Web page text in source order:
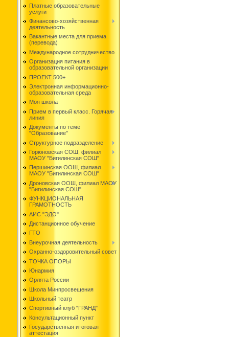
Платные образовательные
услуги
Финансово-хозяйственная
деятельность
Вакантные места для приема
(перевода)
Международное сотрудничество
Организация питания в
образовательной организации
ПРОЕКТ 500+
Электронная информационно-
образовательная среда
Моя школа
Прием в первый класс. Горячая
линия
Документы по теме
"Образование"
Структурное подразделение
Горюновская СОШ, филиал
МАОУ "Бигилинская СОШ"
Першинская ООШ, филиал
МАОУ "Бигилинская СОШ"
Дроновская ООШ, филиал МАОУ
"Бигилинская СОШ"
ФУНКЦИОНАЛЬНАЯ
ГРАМОТНОСТЬ
АИС "ЭДО"
Дистанционное обучение
ГТО
Внеурочная деятельность
Охранно-оздоровительный совет
ТОЧКА ОПОРЫ
Юнармия
Орлята России
Школа Минпросвещения
Школьный театр
Спортивный клуб "ГРАНД"
Консультационный пункт
Государственная итоговая
аттестация